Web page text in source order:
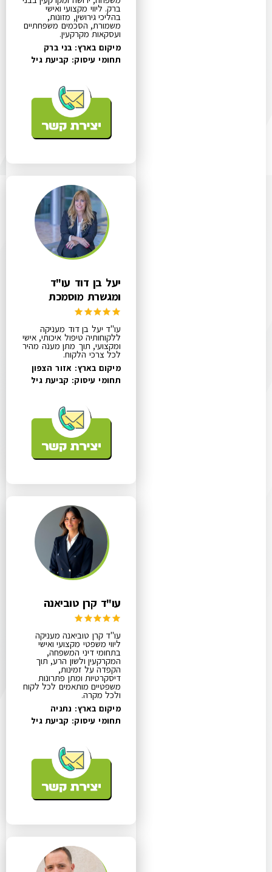
ברק. ליווי מקצועי ואישי
בהליכי גירושין, מזונות,
משמורת, הסכמים משפחתיים
ועסקאות מקרקעין.
מיקום בארץ: בני ברק
תחומי עיסוק: קביעת גיל
יעל בן דוד עו"ד
ומגשרת מוסמכת
עו"ד יעל בן דוד מעניקה
ללקוחותיה טיפול איכותי, אישי
ומקצועי, תוך מתן מענה מהיר
לכל צרכי הלקוח.
מיקום בארץ: אזור הצפון
תחומי עיסוק: קביעת גיל
עו"ד קרן טוביאנה
עו"ד קרן טוביאנה מעניקה
ליווי משפטי מקצועי ואישי
בתחומי דיני המשפחה,
המקרקעין ולשון הרע, תוך
הקפדה על זמינות,
דיסקרטיות ומתן פתרונות
משפטיים מותאמים לכל לקוח
ולכל מקרה.
מיקום בארץ: נתניה
תחומי עיסוק: קביעת גיל